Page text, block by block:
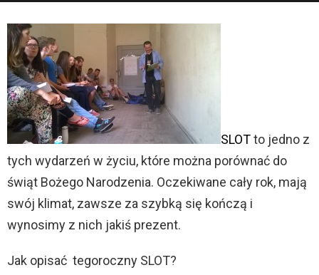
SLOTto jedno z
tych wydarzeń w życiu, które można porównać do
świąt Bożego Narodzenia. Oczekiwane cały rok, mają
swój klimat, zawsze za szybką się kończą i
wynosimy z nich jakiś prezent.
Jak opisać tegoroczny SLOT?